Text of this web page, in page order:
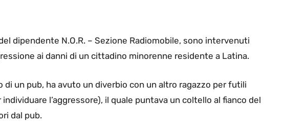
dipendente N.O.R. – Sezione Radiomobile, sono intervenuti
ai danni di un cittadino minorenne residente a Latina.
di un pub, ha avuto un diverbio con un altro ragazzo per futili
l’aggressore), il quale puntava un coltello al fianco del
dal pub.